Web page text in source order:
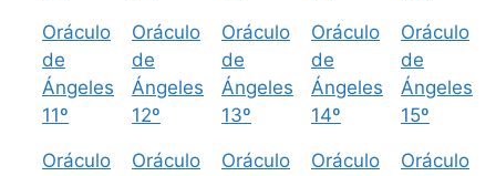
Oráculo
de
Ángeles
11º
Oráculo
de
Ángeles
12º
Oráculo
de
Ángeles
13º
Oráculo
de
Ángeles
14º
Oráculo
de
Ángeles
15º
Oráculo
Oráculo
Oráculo
Oráculo
Oráculo